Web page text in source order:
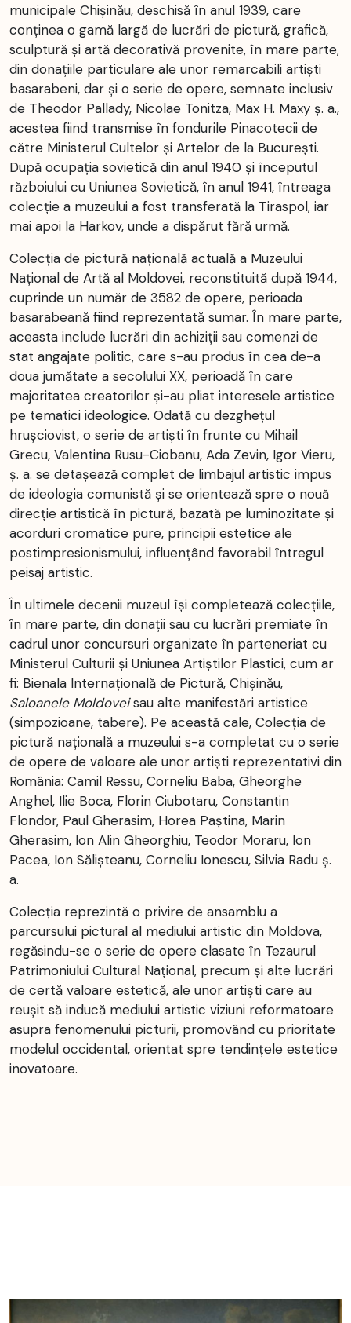
municipale Chișinău, deschisă în anul 1939, care
conținea o gamă largă de lucrări de pictură, grafică,
sculptură și artă decorativă provenite, în mare parte,
din donațiile particulare ale unor remarcabili artiști
basarabeni, dar și o serie de opere, semnate inclusiv
de Theodor Pallady, Nicolae Tonitza, Max H. Maxy ș. a.,
acestea fiind transmise în fondurile Pinacotecii de
către Ministerul Cultelor și Artelor de la București.
După ocupația sovietică din anul 1940 și începutul
războiului cu Uniunea Sovietică, în anul 1941, întreaga
colecție a muzeului a fost transferată la Tiraspol, iar
mai apoi la Harkov, unde a dispărut fără urmă.
Colecția de pictură națională actuală a Muzeului
Național de Artă al Moldovei, reconstituită după 1944,
cuprinde un număr de 3582 de opere, perioada
basarabeană fiind reprezentată sumar. În mare parte,
aceasta include lucrări din achiziții sau comenzi de
stat angajate politic, care s-au produs în cea de-a
doua jumătate a secolului XX, perioadă în care
majoritatea creatorilor și-au pliat interesele artistice
pe tematici ideologice. Odată cu dezghețul
hrușciovist, o serie de artiști în frunte cu Mihail
Grecu, Valentina Rusu-Ciobanu, Ada Zevin, Igor Vieru,
ș. a. se detașează complet de limbajul artistic impus
de ideologia comunistă și se orientează spre o nouă
direcție artistică în pictură, bazată pe luminozitate și
acorduri cromatice pure, principii estetice ale
postimpresionismului, influențând favorabil întregul
peisaj artistic.
În ultimele decenii muzeul își completează colecțiile,
în mare parte, din donații sau cu lucrări premiate în
cadrul unor concursuri organizate în parteneriat cu
Ministerul Culturii și Uniunea Artiștilor Plastici, cum ar
fi: Bienala Internaţională de Pictură, Chișinău,
Saloanele Moldoveisau alte manifestări artistice
(simpozioane, tabere). Pe această cale, Colecția de
pictură națională a muzeului s-a completat cu o serie
de opere de valoare ale unor artiști reprezentativi din
România: Camil Ressu, Corneliu Baba, Gheorghe
Anghel, Ilie Boca, Florin Ciubotaru, Constantin
Flondor, Paul Gherasim, Horea Paștina, Marin
Gherasim, Ion Alin Gheorghiu, Teodor Moraru, Ion
Pacea, Ion Sălișteanu, Corneliu Ionescu, Silvia Radu ș.
a.
Colecția reprezintă o privire de ansamblu a
parcursului pictural al mediului artistic din Moldova,
regăsindu-se o serie de opere clasate în Tezaurul
Patrimoniului Cultural Național, precum și alte lucrări
de certă valoare estetică, ale unor artiști care au
reușit să inducă mediului artistic viziuni reformatoare
asupra fenomenului picturii, promovând cu prioritate
modelul occidental, orientat spre tendințele estetice
inovatoare.